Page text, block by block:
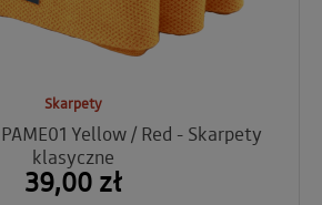
Skarpety
Yellow / Red - Skarpety
klasyczne
39,00 zł